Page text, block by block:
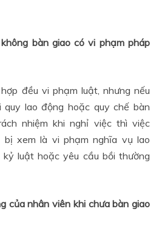
bàn giao có vi phạm pháp
đều vi phạm luật, nhưng nếu
quy lao động hoặc quy chế bàn
nhiệm khi nghỉ việc thì việc
bị xem là vi phạm nghĩa vụ lao
luật hoặc yêu cầu bồi thường
của nhân viên khi chưa bàn giao